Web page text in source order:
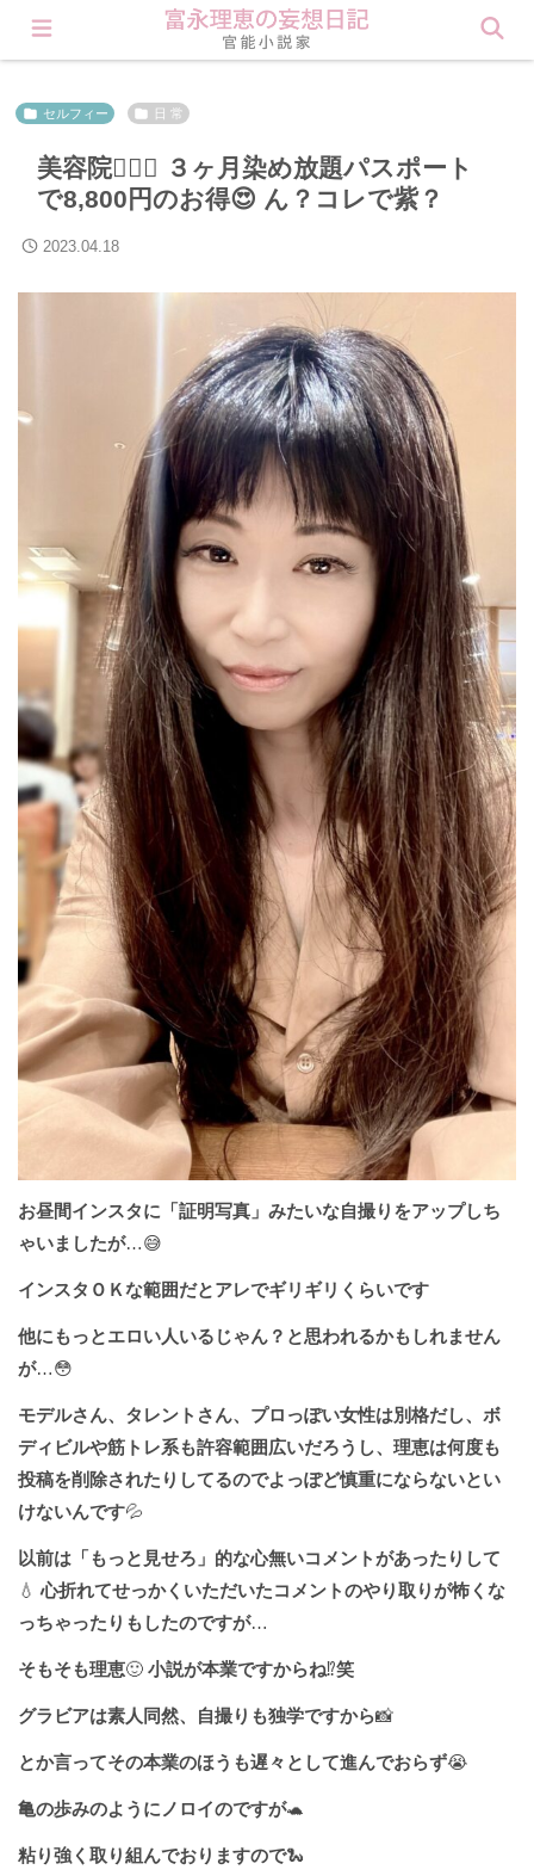
会員登録すると理恵の秘密が見られます❤︎ Click here
セルフィー 日 常
美容院💇🏻‍♀️ ３ヶ月染め放題パスポート
で8,800円のお得😍 ん？コレで紫？
2023.04.18
お昼間インスタに「証明写真」みたいな自撮りをアップしち
ゃいましたが…😅
インスタＯＫな範囲だとアレでギリギリくらいです
他にもっとエロい人いるじゃん？と思われるかもしれません
が…😳
モデルさん、タレントさん、プロっぽい女性は別格だし、ボ
ディビルや筋トレ系も許容範囲広いだろうし、理恵は何度も
投稿を削除されたりしてるのでよっぽど慎重にならないとい
けないんです💦
以前は「もっと見せろ」的な心無いコメントがあったりして
💧心折れてせっかくいただいたコメントのやり取りが怖くな
っちゃったりもしたのですが…
そもそも理恵🙂 小説が本業ですからね⁉️笑
グラビアは素人同然、自撮りも独学ですから📸
とか言ってその本業のほうも遅々として進んでおらず😭
亀の歩みのようにノロイのですが🐢
粘り強く取り組んでおりますので🐍